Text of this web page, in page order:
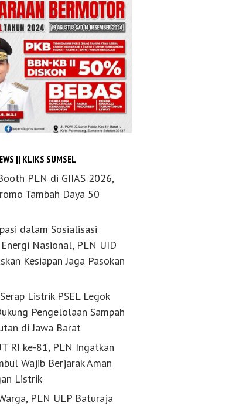
|| KLIKS SUMSEL
PLN di GIIAS 2026,
Tambah Daya 50
dalam Sosialisasi
Nasional, PLN UID
Kesiapan Jaga Pasokan
Listrik PSEL Legok
Pengelolaan Sampah
di Jawa Barat
RI ke-81, PLN Ingatkan
Wajib Berjarak Aman
Listrik
PLN ULP Baturaja